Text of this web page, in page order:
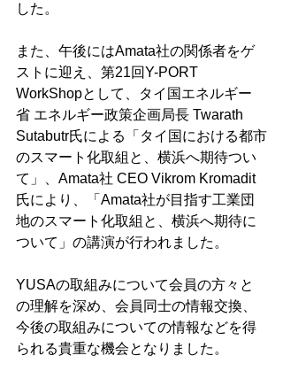
した。
また、午後にはAmata社の関係者をゲ
ストに迎え、第21回Y-PORT
WorkShopとして、タイ国エネルギー
省 エネルギー政策企画局長 Twarath
Sutabutr氏による「タイ国における都市
のスマート化取組と、横浜へ期待つい
て」、Amata社 CEO Vikrom Kromadit
氏により、「Amata社が目指す工業団
地のスマート化取組と、横浜へ期待に
ついて」の講演が行われました。
YUSAの取組みについて会員の方々と
の理解を深め、会員同士の情報交換、
今後の取組みについての情報などを得
られる貴重な機会となりました。